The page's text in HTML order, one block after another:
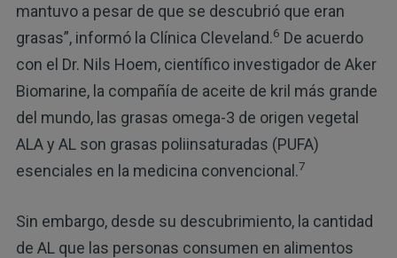
mantuvo a pesar de que se descubrió que eran
grasas”, informó la Clínica Cleveland.6 De acuerdo
con el Dr. Nils Hoem, científico investigador de Aker
Biomarine, la compañía de aceite de kril más grande
del mundo, las grasas omega-3 de origen vegetal
ALA y AL son grasas poliinsaturadas (PUFA)
esenciales en la medicina convencional.7
Sin embargo, desde su descubrimiento, la cantidad
de AL que las personas consumen en alimentos